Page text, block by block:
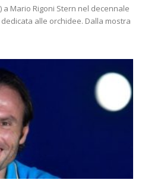
Mario Rigoni Stern nel decennale
alle orchidee. Dalla mostra